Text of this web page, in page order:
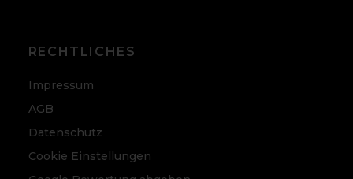
RECHTLICHES
Impressum
AGB
Datenschutz
Cookie Einstellungen